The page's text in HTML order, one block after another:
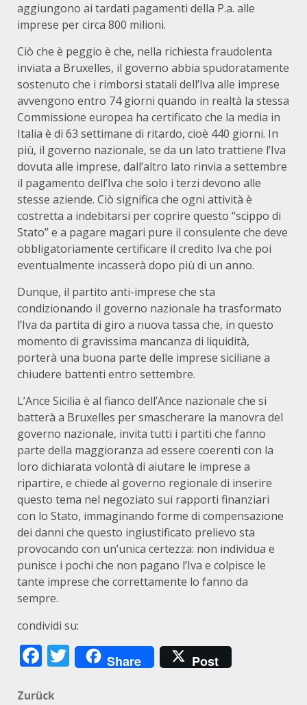
aggiungono ai tardati pagamenti della P.a. alle
imprese per circa 800 milioni.
Ciò che è peggio è che, nella richiesta fraudolenta
inviata a Bruxelles, il governo abbia spudoratamente
sostenuto che i rimborsi statali dell’Iva alle imprese
avvengono entro 74 giorni quando in realtà la stessa
Commissione europea ha certificato che la media in
Italia è di 63 settimane di ritardo, cioè 440 giorni. In
più, il governo nazionale, se da un lato trattiene l’Iva
dovuta alle imprese, dall’altro lato rinvia a settembre
il pagamento dell’Iva che solo i terzi devono alle
stesse aziende. Ciò significa che ogni attività è
costretta a indebitarsi per coprire questo “scippo di
Stato” e a pagare magari pure il consulente che deve
obbligatoriamente certificare il credito Iva che poi
eventualmente incasserà dopo più di un anno.
Dunque, il partito anti-imprese che sta
condizionando il governo nazionale ha trasformato
l’Iva da partita di giro a nuova tassa che, in questo
momento di gravissima mancanza di liquidità,
porterà una buona parte delle imprese siciliane a
chiudere battenti entro settembre.
L’Ance Sicilia è al fianco dell’Ance nazionale che si
batterà a Bruxelles per smascherare la manovra del
governo nazionale, invita tutti i partiti che fanno
parte della maggioranza ad essere coerenti con la
loro dichiarata volontà di aiutare le imprese a
ripartire, e chiede al governo regionale di inserire
questo tema nel negoziato sui rapporti finanziari
con lo Stato, immaginando forme di compensazione
dei danni che questo ingiustificato prelievo sta
provocando con un’unica certezza: non individua e
punisce i pochi che non pagano l’Iva e colpisce le
tante imprese che correttamente lo fanno da
sempre.
condividi su:
Facebook
Twitter
Share Post
Beitragsnavigation
Zurück